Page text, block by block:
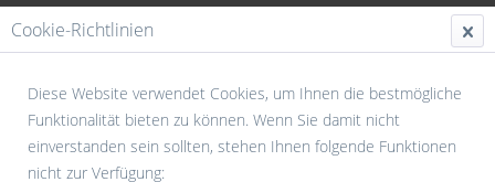
Cookie-Richtlinien
Diese Website verwendet Cookies, um Ihnen die bestmögliche
Funktionalität bieten zu können. Wenn Sie damit nicht
einverstanden sein sollten, stehen Ihnen folgende Funktionen
nicht zur Verfügung: